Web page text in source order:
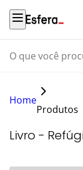
O que você
Home
Produtos
Livro -